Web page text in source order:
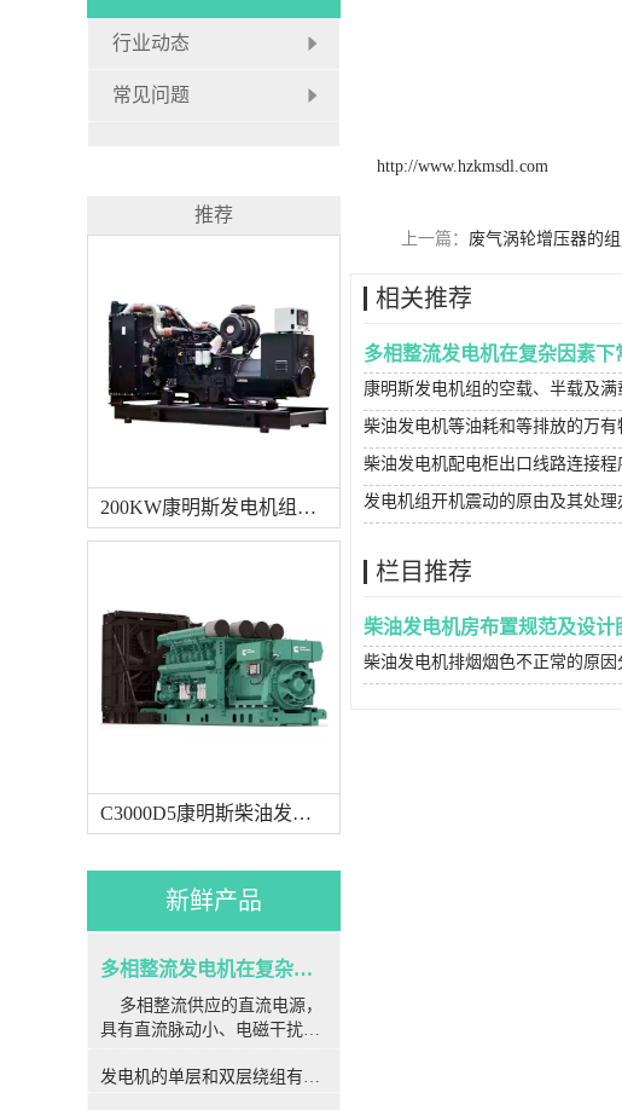
http://www.hzkmsdl.com
上一篇： 废气涡轮增压器的
相关推荐
多相整流发电机在复杂因素下
康明斯发电机组的空载、半载及
柴油发电机等油耗和等排放的万有
柴油发电机配电柜出口线路连接程
发电机组开机震动的原由及其处理
栏目推荐
柴油发电机房布置规范及设计
柴油发电机排烟烟色不正常的原因
行业动态
常见问题
推荐
200KW康明斯发电机组（国三排放）
C3000D5康明斯柴油发电机组
新鲜产品
多相整流发电机在复杂因素下常用于航空航天
多相整流供应的直流电源，
具有直流脉动小、电磁干扰
处，已广泛运用于航空航天、
发电机的单层和双层绕组有何区别